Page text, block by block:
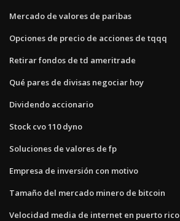
Mercado de valores de paribas
Opciones de precio de acciones de tqqq
Retirar fondos de td ameritrade
Qué pares de divisas negociar hoy
Dividendo accionario
Stock cvo 110 dyno
Soluciones de valores de fp
Empresa de inversión con motivo
Tamaño del mercado minero de bitcoin
Velocidad media de internet en puerto rico